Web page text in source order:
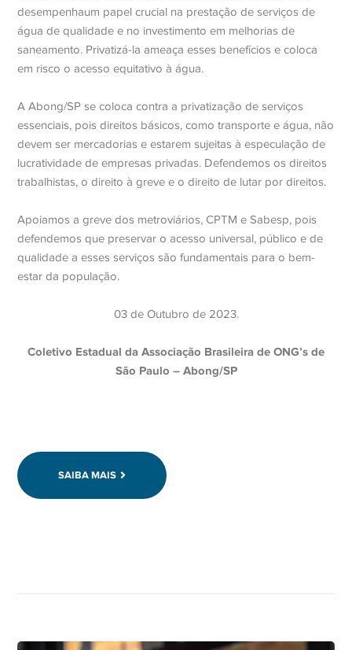
desempenhaum papel crucial na prestação de serviços de
água de qualidade e no investimento em melhorias de
saneamento. Privatizá-la ameaça esses benefícios e coloca
em risco o acesso equitativo à água.
A Abong/SP se coloca contra a privatização de serviços
essenciais, pois direitos básicos, como transporte e água, não
devem ser mercadorias e estarem sujeitas à especulação de
lucratividade de empresas privadas. Defendemos os direitos
trabalhistas, o direito à greve e o direito de lutar por direitos.
Apoiamos a greve dos metroviários, CPTM e Sabesp, pois
defendemos que preservar o acesso universal, público e de
qualidade a esses serviços são fundamentais para o bem-
estar da população.
03 de Outubro de 2023.
Coletivo Estadual da Associação Brasileira de ONG’s de
São Paulo – Abong/SP
SAIBA MAIS